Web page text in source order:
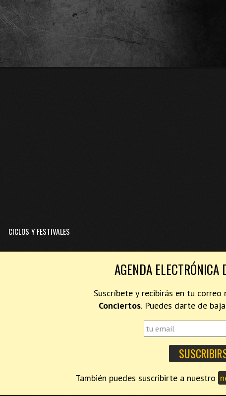
CICLOS Y FESTIVALES
AGENDA ELECTRÓNICA
Suscríbete y recibirás en tu
Conciertos. Puedes darte de
También puedes suscribirte a nuestro